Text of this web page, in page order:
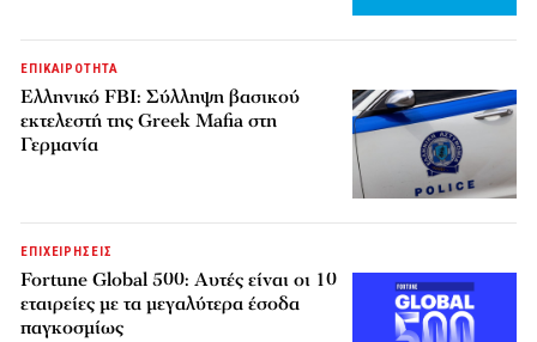
ΕΠΙΚΑΙΡΟΤΗΤΑ
Ελληνικό FBI: Σύλληψη βασικού
εκτελεστή της Greek Mafia στη
Γερμανία
ΕΠΙΧΕΙΡΗΣΕΙΣ
Fortune Global 500: Αυτές είναι οι 10
εταιρείες με τα μεγαλύτερα έσοδα
παγκοσμίως